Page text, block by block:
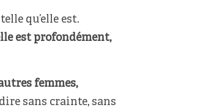
qu’elle est.
est profondément,
femmes,
sans crainte, sans